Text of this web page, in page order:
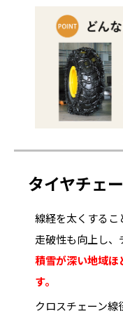
タイヤチェ
線経を太くするこ
走破性も向上し、
積雪が深い地域ほ
す。
クロスチェーン線